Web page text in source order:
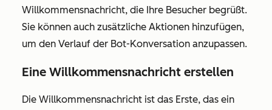
Willkommensnachricht, die Ihre Besucher begrüßt.
Sie können auch zusätzliche Aktionen hinzufügen,
um den Verlauf der Bot-Konversation anzupassen.
Eine Willkommensnachricht erstellen
Die Willkommensnachricht ist das Erste, das ein